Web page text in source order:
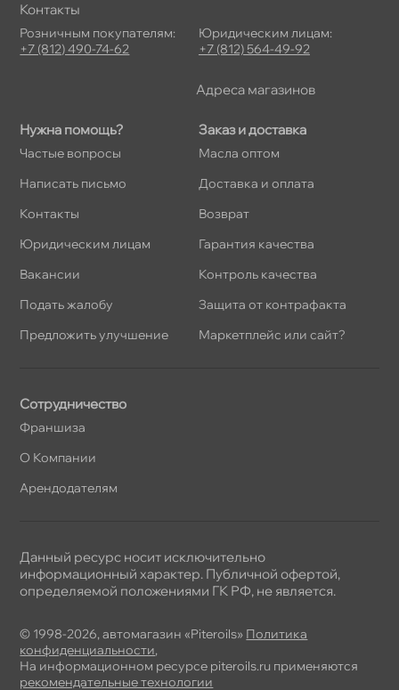
Нужна помощь?
Частые вопросы
Написать письмо
Контакты
Юридическим лицам
акансии
Подать жалобу
Предложить улучшение
Заказ и доставка
Масла оптом
Доставка и оплата
озврат
Гарантия качества
Контроль качества
Защита от контрафакта
Маркетплейс или сайт?
Сотрудничество
Франшиза
О Компании
Арендодателям
Контакты
Розничным покупателям:
+7 (812) 490-74-62
Юридическим лицам:
+7 (812) 564-49-92
Адреса магазино
© 1998-2026, автомагазин «Piteroils» Политика
конфиденциальности,
На информационном ресурсе piteroils.ru применяются
рекомендательные технологии
Данный ресурс носит исключительно
информационный характер. Публичной офертой,
определяемой положениями ГК РФ, не является.